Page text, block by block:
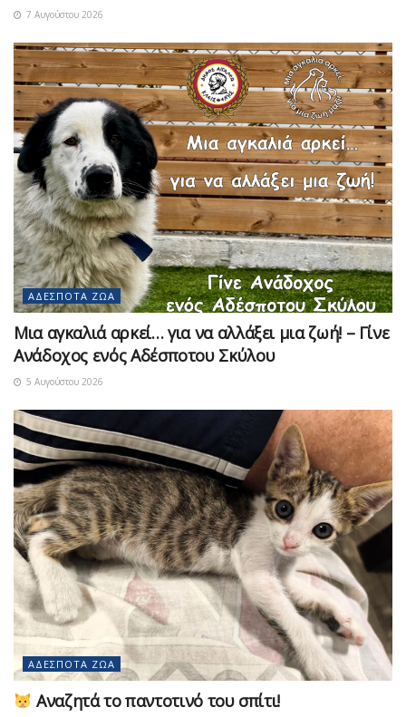
7 Αυγούστου 2026
ΑΔΈΣΠΟΤΑ ΖΏΑ
Μια αγκαλιά αρκεί… για να αλλάξει μια ζωή! – Γίνε
Ανάδοχος ενός Αδέσποτου Σκύλου
5 Αυγούστου 2026
ΑΔΈΣΠΟΤΑ ΖΏΑ
Αναζητά το παντοτινό του σπίτι!